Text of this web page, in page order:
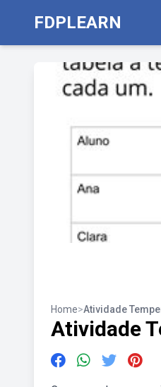
FDPLEARN
Home>Atividade
Atividade